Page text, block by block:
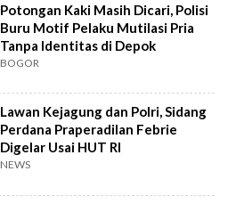
Potongan Kaki Masih Dicari, Polisi
Buru Motif Pelaku Mutilasi Pria
Tanpa Identitas di Depok
BOGOR
Lawan Kejagung dan Polri, Sidang
Perdana Praperadilan Febrie
Digelar Usai HUT RI
NEWS